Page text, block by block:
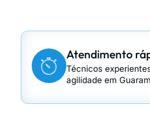
Atendimento
Técnicos
agilidade em